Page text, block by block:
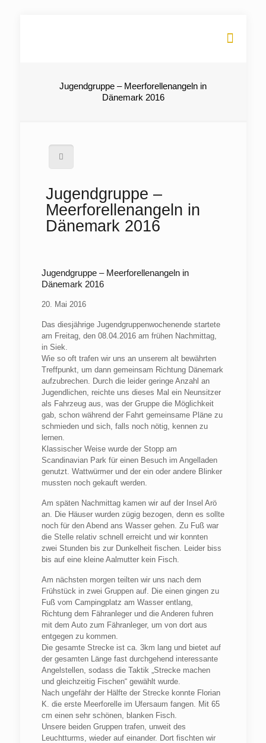
Jugendgruppe – Meerforellenangeln in
Dänemark 2016
Jugendgruppe –
Meerforellenangeln in
Dänemark 2016
Jugendgruppe – Meerforellenangeln in
Dänemark 2016
20. Mai 2016
Das diesjährige Jugendgruppenwochenende startete
am Freitag, den 08.04.2016 am frühen Nachmittag,
in Siek.
Wie so oft trafen wir uns an unserem alt bewährten
Treffpunkt, um dann gemeinsam Richtung Dänemark
aufzubrechen. Durch die leider geringe Anzahl an
Jugendlichen, reichte uns dieses Mal ein Neunsitzer
als Fahrzeug aus, was der Gruppe die Möglichkeit
gab, schon während der Fahrt gemeinsame Pläne zu
schmieden und sich, falls noch nötig, kennen zu
lernen.
Klassischer Weise wurde der Stopp am
Scandinavian Park für einen Besuch im Angelladen
genutzt. Wattwürmer und der ein oder andere Blinker
mussten noch gekauft werden.
Am späten Nachmittag kamen wir auf der Insel Arö
an. Die Häuser wurden zügig bezogen, denn es sollte
noch für den Abend ans Wasser gehen. Zu Fuß war
die Stelle relativ schnell erreicht und wir konnten
zwei Stunden bis zur Dunkelheit fischen. Leider biss
bis auf eine kleine Aalmutter kein Fisch.
Am nächsten morgen teilten wir uns nach dem
Frühstück in zwei Gruppen auf. Die einen gingen zu
Fuß vom Campingplatz am Wasser entlang,
Richtung dem Fähranleger und die Anderen fuhren
mit dem Auto zum Fähranleger, um von dort aus
entgegen zu kommen.
Die gesamte Strecke ist ca. 3km lang und bietet auf
der gesamten Länge fast durchgehend interessante
Angelstellen, sodass die Taktik „Strecke machen
und gleichzeitig Fischen“ gewählt wurde.
Nach ungefähr der Hälfte der Strecke konnte Florian
K. die erste Meerforelle im Ufersaum fangen. Mit 65
cm einen sehr schönen, blanken Fisch.
Unsere beiden Gruppen trafen, unweit des
Leuchtturms, wieder auf einander. Dort fischten wir